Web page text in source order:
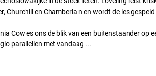
Churchill en Chamberlain en wordt de les
Cowles ons de blik van een buitenstaander
parallellen met vandaag ...